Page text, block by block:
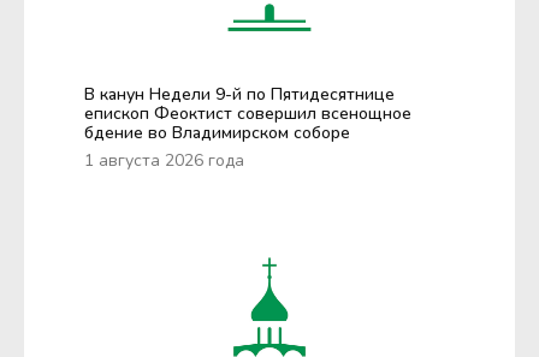
В канун Недели 9-й по Пятидесятнице
епископ Феоктист совершил всенощное
бдение во Владимирском соборе
1 августа 2026 года